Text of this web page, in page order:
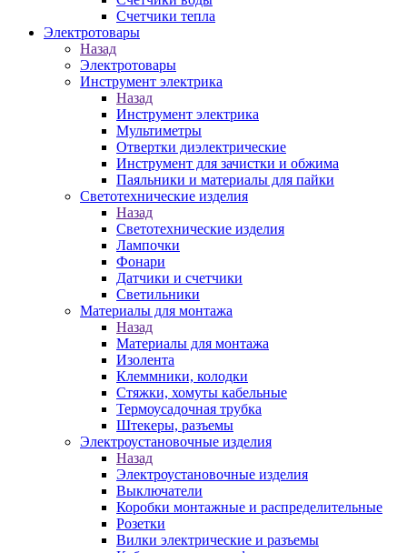
Счетчики тепла
Электротовары
Назад
Электротовары
Инструмент электрика
Назад
Инструмент электрика
Мультиметры
Отвертки диэлектрические
Инструмент для зачистки и обжима
Паяльники и материалы для пайки
Светотехнические изделия
Назад
Светотехнические изделия
Лампочки
Фонари
Датчики и счетчики
Светильники
Материалы для монтажа
Назад
Материалы для монтажа
Изолента
Клеммники, колодки
Стяжки, хомуты кабельные
Термоусадочная трубка
Штекеры, разъемы
Электроустановочные изделия
Назад
Электроустановочные изделия
Выключатели
Коробки монтажные и распределительные
Розетки
Вилки электрические и разъемы